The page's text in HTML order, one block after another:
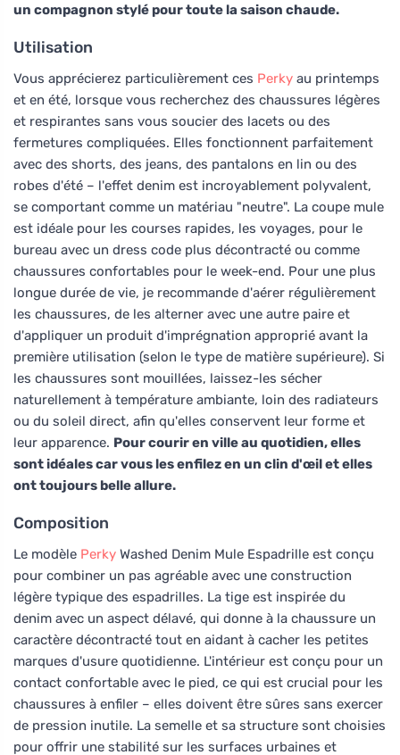
un compagnon stylé pour toute la saison chaude.
Utilisation
Vous apprécierez particulièrement ces Perky au printemps
et en été, lorsque vous recherchez des chaussures légères
et respirantes sans vous soucier des lacets ou des
fermetures compliquées. Elles fonctionnent parfaitement
avec des shorts, des jeans, des pantalons en lin ou des
robes d'été – l'effet denim est incroyablement polyvalent,
se comportant comme un matériau "neutre". La coupe mule
est idéale pour les courses rapides, les voyages, pour le
bureau avec un dress code plus décontracté ou comme
chaussures confortables pour le week-end. Pour une plus
longue durée de vie, je recommande d'aérer régulièrement
les chaussures, de les alterner avec une autre paire et
d'appliquer un produit d'imprégnation approprié avant la
première utilisation (selon le type de matière supérieure). Si
les chaussures sont mouillées, laissez-les sécher
naturellement à température ambiante, loin des radiateurs
ou du soleil direct, afin qu'elles conservent leur forme et
leur apparence. Pour courir en ville au quotidien, elles
sont idéales car vous les enfilez en un clin d'œil et elles
ont toujours belle allure.
Composition
Le modèle Perky Washed Denim Mule Espadrille est conçu
pour combiner un pas agréable avec une construction
légère typique des espadrilles. La tige est inspirée du
denim avec un aspect délavé, qui donne à la chaussure un
caractère décontracté tout en aidant à cacher les petites
marques d'usure quotidienne. L'intérieur est conçu pour un
contact confortable avec le pied, ce qui est crucial pour les
chaussures à enfiler – elles doivent être sûres sans exercer
de pression inutile. La semelle et sa structure sont choisies
pour offrir une stabilité sur les surfaces urbaines et